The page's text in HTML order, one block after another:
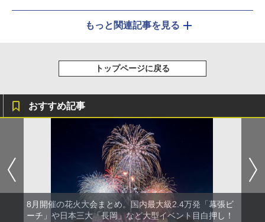
もっと関連記事を見る
トップページに戻る
おすすめ記事
8月開催の花火大会まとめ。国内最大級2.4万発「幕張ビ
ーチ」や日本三大「長岡」など大型イベント目白押し！